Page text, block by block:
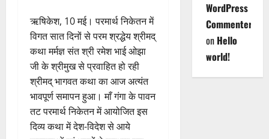
ऋषिकेश, 10 मई। परमार्थ निकेतन में
विगत सात दिनों से परम श्रद्धेय श्रीमद्
कथा मर्मज्ञ संत श्री रमेश भाई ओझा
जी के श्रीमुख से प्रवाहित हो रही
श्रीमद् भागवत कथा का आज अत्यंत
भावपूर्ण समापन हुआ। माँ गंगा के पावन
तट परमार्थ निकेतन में आयोजित इस
दिव्य कथा में देश-विदेश से आये
WordPress
Commenter
on Hello
world!